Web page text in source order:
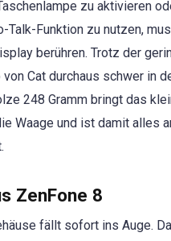
zu aktivieren
Funktion zu nutzen,
berühren. Trotz der
Cat durchaus schwer in
248 Gramm bringt das
Waage und ist damit alles
ZenFone 8
fällt sofort ins Auge.